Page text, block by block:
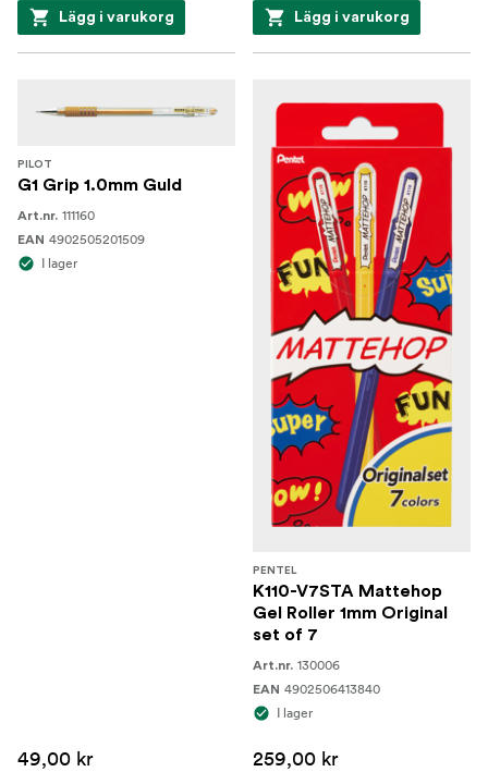
Lägg i varukorg Lägg i varukorg
PILOT
G1 Grip 1.0mm Guld
Art.nr. 111160
EAN 4902505201509
I lager
49,00 kr
PENTEL
K110-V7STA Mattehop
Gel Roller 1mm Original
set of 7
Art.nr. 130006
EAN 4902506413840
I lager
259,00 kr